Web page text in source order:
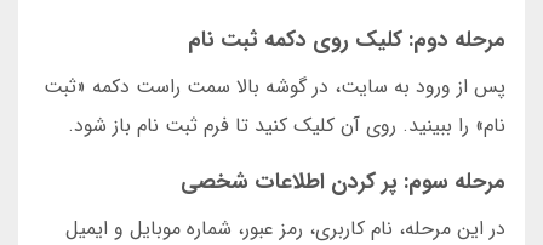
مرحله دوم: کلیک روی دکمه ثبت نام
پس از ورود به سایت، در گوشه بالا سمت راست دکمه «ثبت
نام» را ببینید. روی آن کلیک کنید تا فرم ثبت نام باز شود.
مرحله سوم: پر کردن اطلاعات شخصی
در این مرحله، نام کاربری، رمز عبور، شماره موبایل و ایمیل